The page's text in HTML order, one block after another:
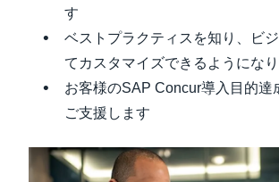
す
ベストプラクティスを知り、ビ
てカスタマイズできるようにな
お客様のSAP Concur導入目的達
ご支援します